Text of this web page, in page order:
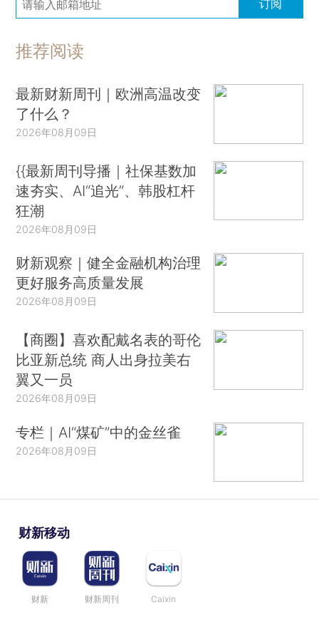
订阅
推荐阅读
最新财新周刊｜欧洲高温改变
了什么？
2026年08月09日
{{最新周刊导播｜社保基数加
速夯实、AI“追光”、韩股杠杆
狂潮
2026年08月09日
财新观察｜健全金融机构治理
更好服务高质量发展
2026年08月09日
【商圈】喜欢配戴名表的哥伦
比亚新总统 商人出身拉美右
翼又一员
2026年08月09日
专栏｜AI“煤矿”中的金丝雀
2026年08月09日
财新移动
财新 财新周刊 Caixin